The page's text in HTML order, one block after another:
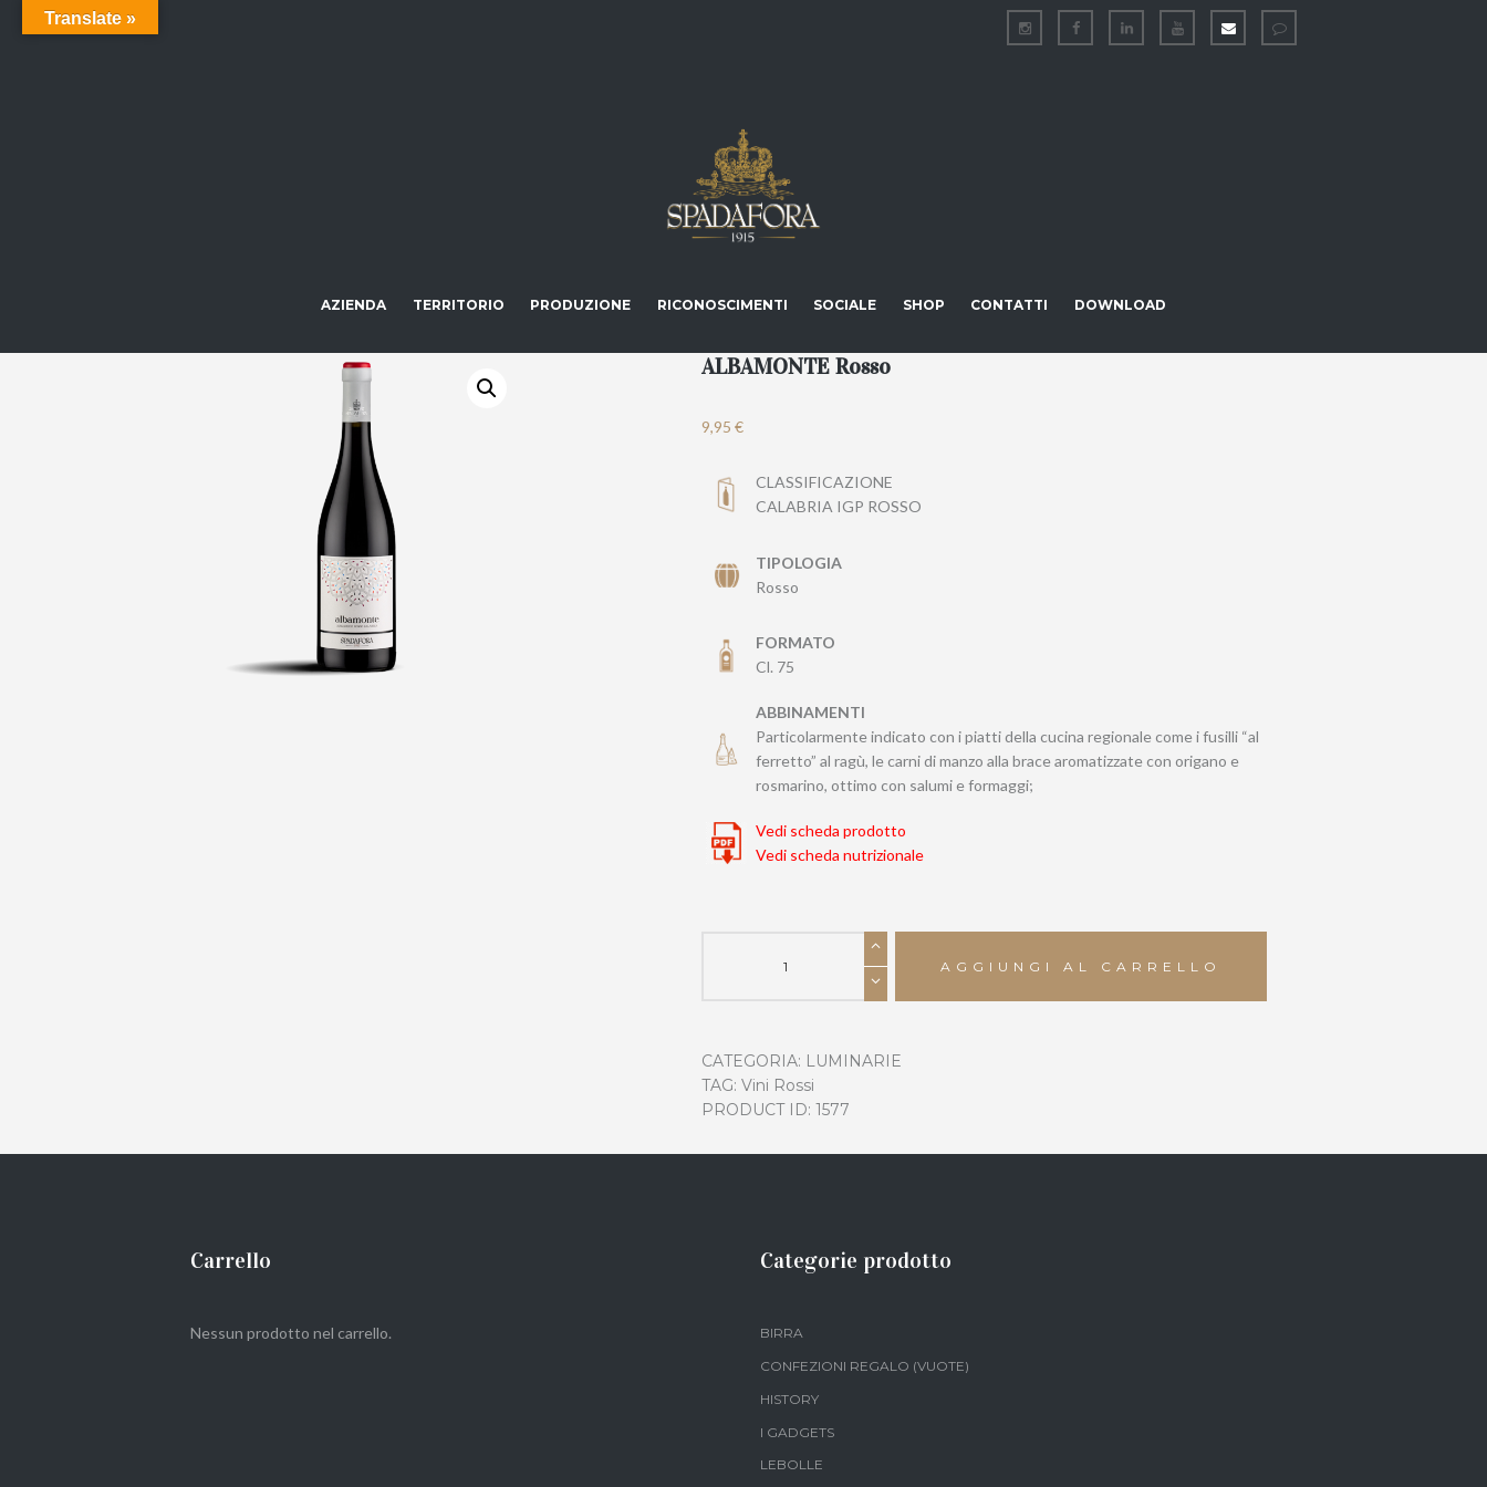
AZIENDA TERRITORIO PRODUZIONE RICONOSCIMENTI SOCIALE SHOP CONTATTI DOWNLOAD
ALBAMONTE Rosso
9,95 €
CLASSIFICAZIONE
CALABRIA IGP ROSSO
TIPOLOGIA
Rosso
FORMATO
Cl. 75
ABBINAMENTI
Particolarmente indicato con i piatti della cucina regionale come i fusilli “al
ferretto” al ragù, le carni dimanzo alla bracearomatizzate con origano e
rosmarino, ottimo con salumi e formaggi;
Vedi scheda prodotto
Vedi scheda nutrizionale
AGGIUNGI AL CARRELLO
CATEGORIA: LUMINARIE
TAG: Vini Rossi
PRODUCT ID: 1577
Carrello
Nessun prodotto nel carrello.
Categorie prodotto
BIRRA
CONFEZIONI REGALO (VUOTE)
HISTORY
I GADGETS
LEBOLLE
Translate »